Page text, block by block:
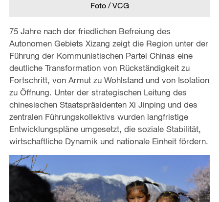
Foto / VCG
75 Jahre nach der friedlichen Befreiung des
Autonomen Gebiets Xizang zeigt die Region unter der
Führung der Kommunistischen Partei Chinas eine
deutliche Transformation von Rückständigkeit zu
Fortschritt, von Armut zu Wohlstand und von Isolation
zu Öffnung. Unter der strategischen Leitung des
chinesischen Staatspräsidenten Xi Jinping und des
zentralen Führungskollektivs wurden langfristige
Entwicklungspläne umgesetzt, die soziale Stabilität,
wirtschaftliche Dynamik und nationale Einheit fördern.